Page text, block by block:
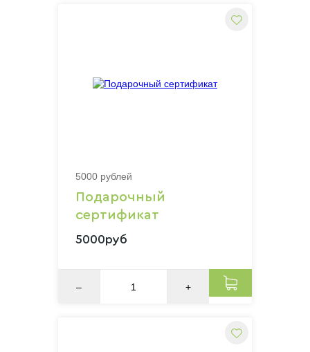
5000 рублей
Подарочный
сертификат
5000руб
– +